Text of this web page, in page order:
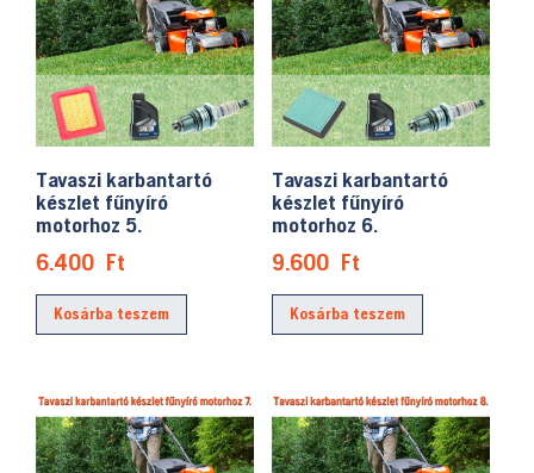
Tavaszi karbantartó
készlet fűnyíró
motorhoz 5.
6.400 Ft
Kosárba teszem
Tavaszi karbantartó
készlet fűnyíró
motorhoz 6.
9.600 Ft
Kosárba teszem